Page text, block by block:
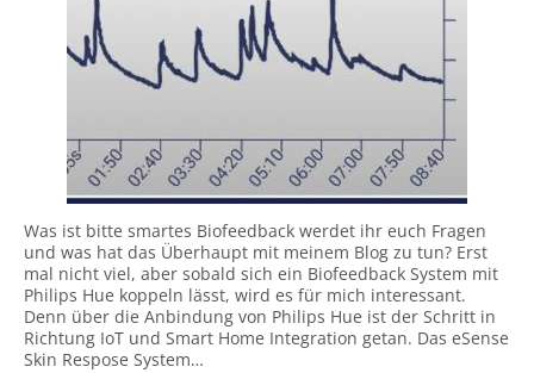
Was ist bitte smartes Biofeedback werdet ihr euch Fragen
und was hat das Überhaupt mit meinem Blog zu tun? Erst
mal nicht viel, aber sobald sich ein Biofeedback System mit
Philips Hue koppeln lässt, wird es für mich interessant.
Denn über die Anbindung von Philips Hue ist der Schritt in
Richtung IoT und Smart Home Integration getan. Das eSense
Skin Respose System…